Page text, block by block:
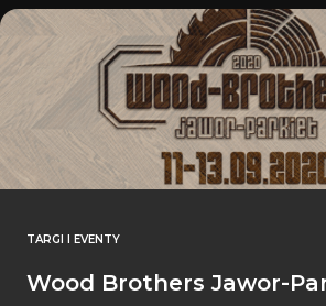
TARGI I EVENTY
Wood Brothers Jawor-